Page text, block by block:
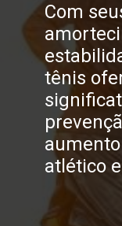
Com
tênis
atlético